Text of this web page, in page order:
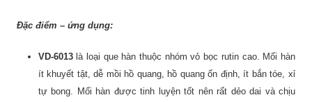
Đặc điểm – ứng dụng:
VD-6013là loại que hàn thuộc nhóm vỏ bọc rutin cao. Mối hàn
ít khuyết tật, dễ mồi hồ quang, hồ quang ổn định, ít bắn tóe, xỉ
tự bong. Mối hàn được tinh luyện tốt nên rất dẻo dai và chịu